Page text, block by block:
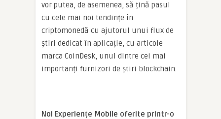
vor putea, de asemenea, să țină pasul
cu cele mai noi tendințe în
criptomonedă cu ajutorul unui flux de
știri dedicat în aplicație, cu articole
marca CoinDesk, unul dintre cei mai
importanți furnizori de știri blockchain.
Noi Experiențe Mobile oferite printr-o